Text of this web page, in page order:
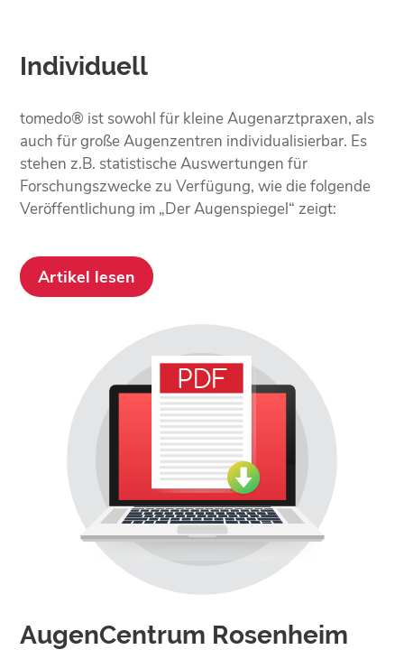
Individuell
tomedo® ist sowohl für kleine Augenarztpraxen, als
auch für große Augenzentren individualisierbar. Es
stehen z.B. statistische Auswertungen für
Forschungszwecke zu Verfügung, wie die folgende
Veröffentlichung im „Der Augenspiegel“ zeigt:
Artikel lesen
AugenCentrum Rosenheim